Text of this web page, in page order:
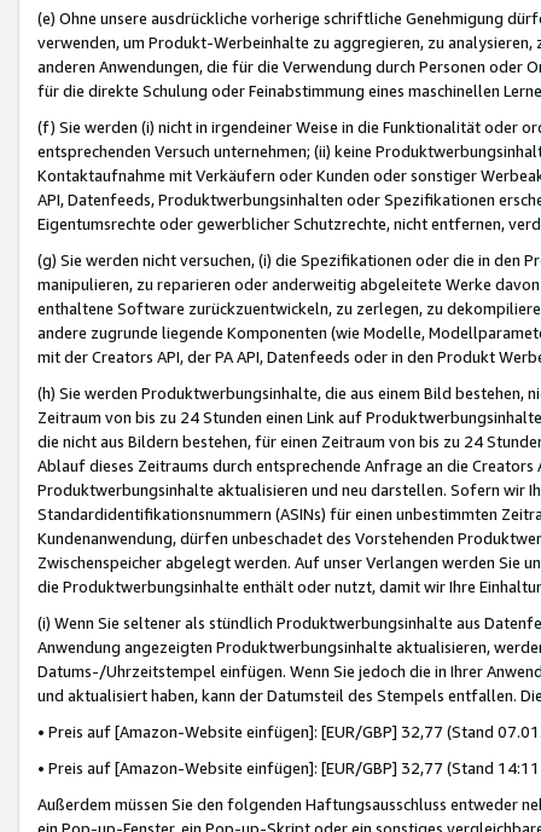
(e) Ohne unsere ausdrückliche vorherige schriftliche Genehmigung
verwenden, um Produkt-Werbeinhalte zu aggregieren, zu
anderen Anwendungen, die für die Verwendung durch Personen
für die direkte Schulung oder Feinabstimmung eines maschinellen
(f) Sie werden (i) nicht in irgendeiner Weise in die Funktionalität oder
entsprechenden Versuch unternehmen; (ii) keine
Kontaktaufnahme mit Verkäufern oder Kunden oder sonstiger
API, Datenfeeds, Produktwerbungsinhalten oder Spezifikationen
Eigentumsrechte oder gewerblicher Schutzrechte, nicht entfernen,
(g) Sie werden nicht versuchen, (i) die Spezifikationen oder die in
manipulieren, zu reparieren oder anderweitig abgeleitete Werke
enthaltene Software zurückzuentwickeln, zu zerlegen, zu
andere zugrunde liegende Komponenten (wie Modelle,
mit der Creators API, der PA API, Datenfeeds oder in den Produkt
(h) Sie werden Produktwerbungsinhalte, die aus einem Bild bestehen,
Zeitraum von bis zu 24 Stunden einen Link auf
die nicht aus Bildern bestehen, für einen Zeitraum von bis zu 24
Ablauf dieses Zeitraums durch entsprechende Anfrage an die
Produktwerbungsinhalte aktualisieren und neu darstellen. Sofern wir
Standardidentifikationsnummern (ASINs) für einen unbestimmten
Kundenanwendung, dürfen unbeschadet des Vorstehenden
Zwischenspeicher abgelegt werden. Auf unser Verlangen werden Sie
die Produktwerbungsinhalte enthält oder nutzt, damit wir Ihre
(i) Wenn Sie seltener als stündlich Produktwerbungsinhalte aus
Anwendung angezeigten Produktwerbungsinhalte aktualisieren,
Datums-/Uhrzeitstempel einfügen. Wenn Sie jedoch die in Ihrer
und aktualisiert haben, kann der Datumsteil des Stempels entfallen.
• Preis auf [Amazon-Website einfügen]: [EUR/GBP] 32,77 (Stand
• Preis auf [Amazon-Website einfügen]: [EUR/GBP] 32,77 (Stand
Außerdem müssen Sie den folgenden Haftungsausschluss entweder
ein Pop-up-Fenster, ein Pop-up-Skript oder ein sonstiges